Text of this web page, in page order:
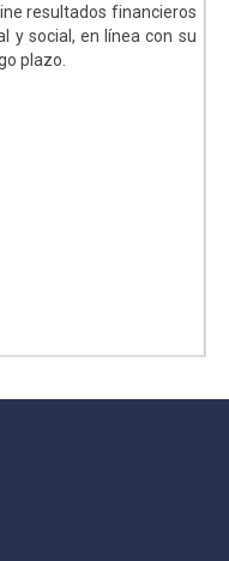
resultados financieros
y social, en línea con su
plazo.